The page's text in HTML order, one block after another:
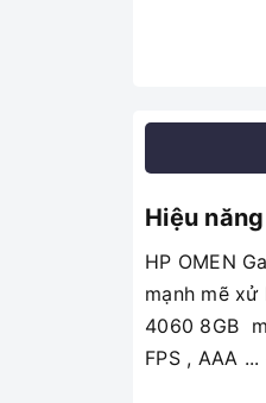
Hiệu
HP OMEN
mạnh mẽ
4060 8GB
FPS , AAA